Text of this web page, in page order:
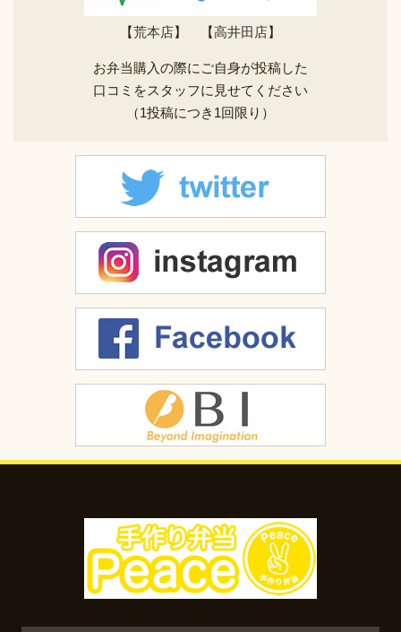
【荒本店】 【高井田店】
お弁当購入の際にご自身が投稿した
口コミをスタッフに見せてください
（1投稿につき1回限り）